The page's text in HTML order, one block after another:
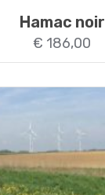
Hamac noir
€ 186,00